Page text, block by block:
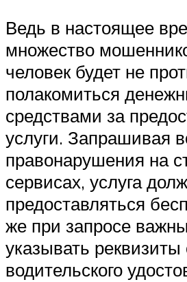
Ведь в настоящее
множество
человек будет не
полакомиться
средствами за
услуги. Запрашивая
правонарушения на
сервисах, услуга
предоставляться
же при запросе
указывать реквизиты
водительского